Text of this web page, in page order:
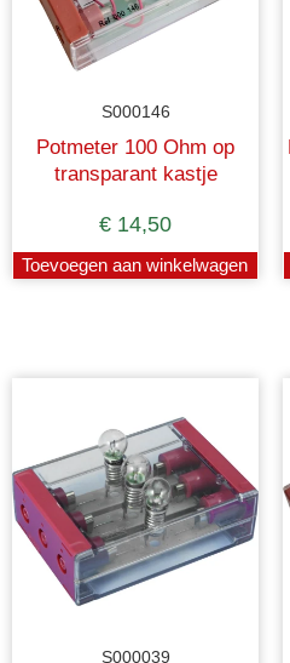
S000146
Potmeter 100 Ohm op
transparant kastje
€ 14,50
Toevoegen aan winkelwagen
S000039